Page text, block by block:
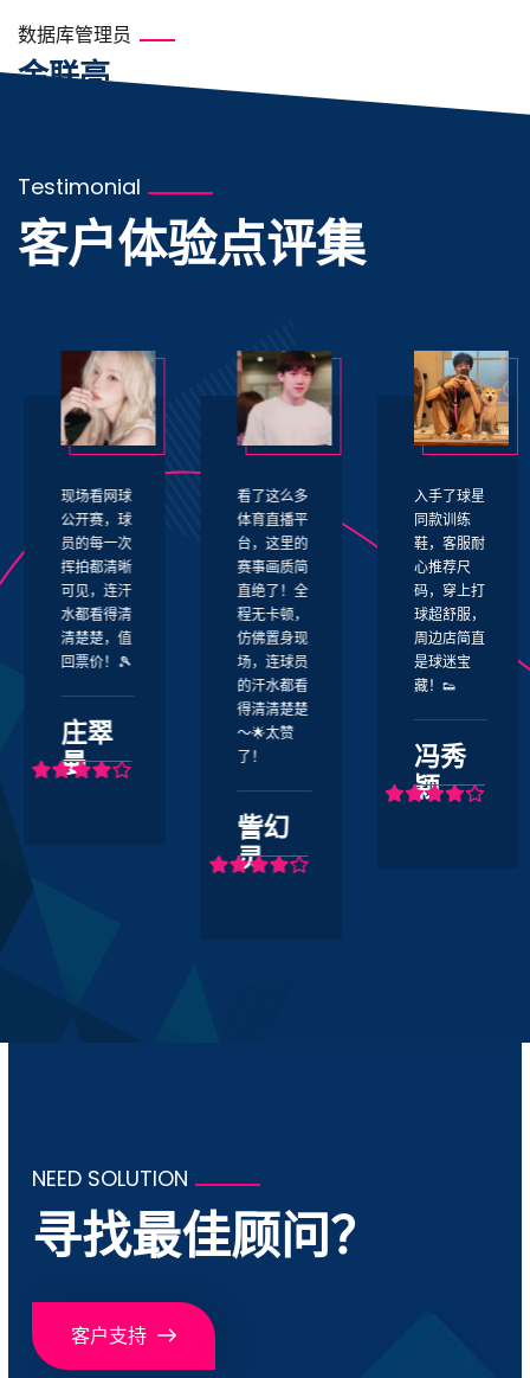
数据库管理员
金联亮
Testimonial
客户体验点评集
看了这么多
体育直播平
台，这里的
赛事画质简
直绝了！全
程无卡顿，
仿佛置身现
场，连球员
～🌟太赞
了！
入手了球星
同款训练
鞋，客服耐
心推荐尺
码，穿上打
球超舒服，
周边店简直
是球迷宝
藏！👟
颖
入的这件球
队卫衣质量
超出预期！
面料厚实又
舒服，版型
也很正，穿
着去看比赛
回头率超
庄修
NEED SOLUTION
寻找最佳顾问？
客户支持